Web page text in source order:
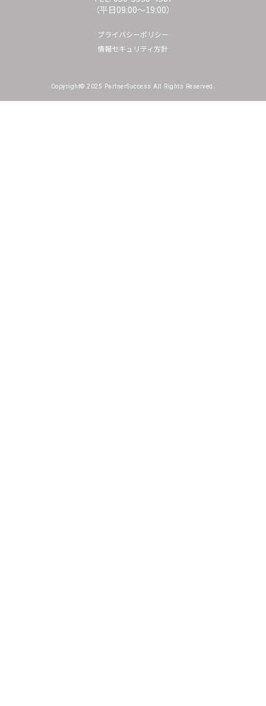
（平日09:00〜19:00）
プライバシーポリシー
情報セキュリティ方針
Copyright© 2025 PartnerSuccess All Rights Reserved.